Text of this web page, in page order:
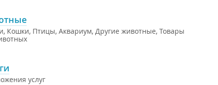
, Кошки, Птицы, Аквариум, Другие животные, Товары
услуг